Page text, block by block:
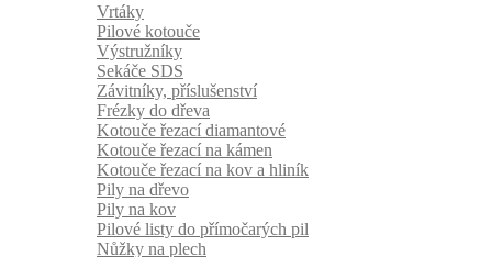
Vrtáky
Pilové kotouče
Výstružníky
Sekáče SDS
Závitníky, příslušenství
Frézky do dřeva
Kotouče řezací diamantové
Kotouče řezací na kámen
Kotouče řezací na kov a hliník
Pily na dřevo
Pily na kov
Pilové listy do přímočarých pil
Nůžky na plech